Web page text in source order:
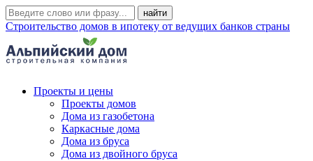
Строительство домов в ипотеку от ведущих банков страны
Проекты и цены
Проекты домов
Дома из газобетона
Каркасные дома
Дома из бруса
Дома из двойного бруса